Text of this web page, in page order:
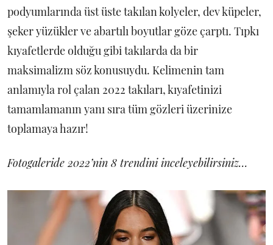
podyumlarında üst üste takılan kolyeler, dev küpeler,
şeker yüzükler ve abartılı boyutlar göze çarptı. Tıpkı
kıyafetlerde olduğu gibi takılarda da bir
maksimalizm söz konusuydu. Kelimenin tam
anlamıyla rol çalan 2022 takıları, kıyafetinizi
tamamlamanın yanı sıra tüm gözleri üzerinize
toplamaya hazır!
Fotogaleride 2022’nin 8 trendini inceleyebilirsiniz…